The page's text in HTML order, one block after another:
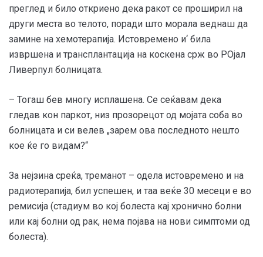
преглед и било откриено дека ракот се проширил на
други места во телото, поради што морала веднаш да
замине на хемотерапија. Истовремено и‘ била
извршена и трансплантација на коскена срж во РОјал
Ливерпул болницата.
– Тогаш бев многу исплашена. Се сеќавам дека
гледав кон паркот, низ прозорецот од мојата соба во
болницата и си велев „зарем ова последното нешто
кое ќе го видам?“
За нејзина среќа, треманот – одела истовремено и на
радиотерапија, бил успешен, и таа веќе 30 месеци е во
ремисија (стадиум во кој болеста кај хронично болни
или кај болни од рак, нема појава на нови симптоми од
болеста).